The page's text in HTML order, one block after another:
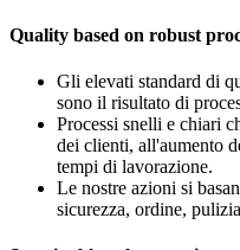
Quality based on robust
Gli elevati standard di
sono il risultato di
Processi snelli e chiari
dei clienti, all'aumento
tempi di lavorazione.
Le nostre azioni si
sicurezza, ordine,